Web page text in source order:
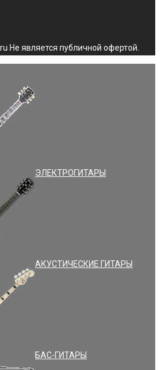
Не является публичной офертой.
ЭЛЕКТРОГИТАРЫ
АКУСТИЧЕСКИЕ ГИТАРЫ
БАС-ГИТАРЫ